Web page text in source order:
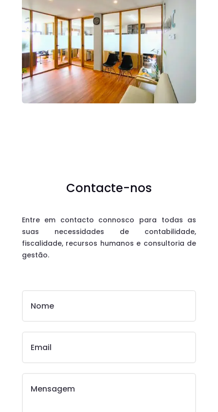
Contacte-nos
Entre em contacto connosco para todas as
suas necessidades de contabilidade,
fiscalidade, recursos humanos e consultoria de
gestão.